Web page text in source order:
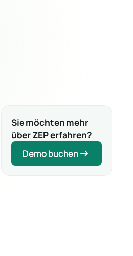
Sie möchten mehr
über ZEP erfahren?
Demo buchen
Demo buchen